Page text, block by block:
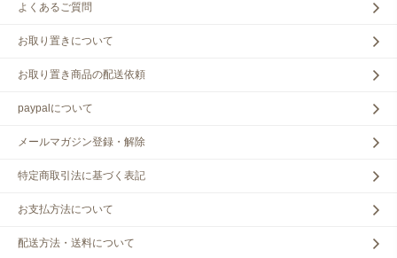
よくあるご質問
お取り置きについて
お取り置き商品の配送依頼
paypalについて
メールマガジン登録・解除
特定商取引法に基づく表記
お支払方法について
配送方法・送料について